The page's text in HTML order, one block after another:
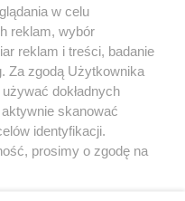
w celu
reklam, wybór
reklam i treści, badanie
Za zgodą Użytkownika
dokładnych
skanować
identyfikacji.
prosimy o zgodę na